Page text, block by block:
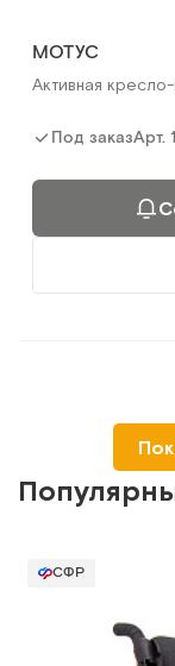
МОТУС
Активная
Под заказАрт.
Otto Bock
Кресло-коляска
Под заказ
СФР